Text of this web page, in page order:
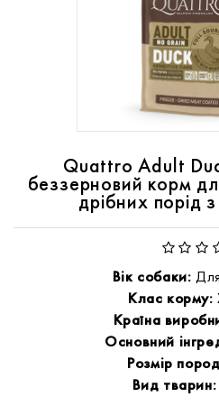
Quattro Adult
беззерновий корм
дрібних порід
Вік собаки:
Клас корму:
Країна
Основний
Розмір
Вид тварин: